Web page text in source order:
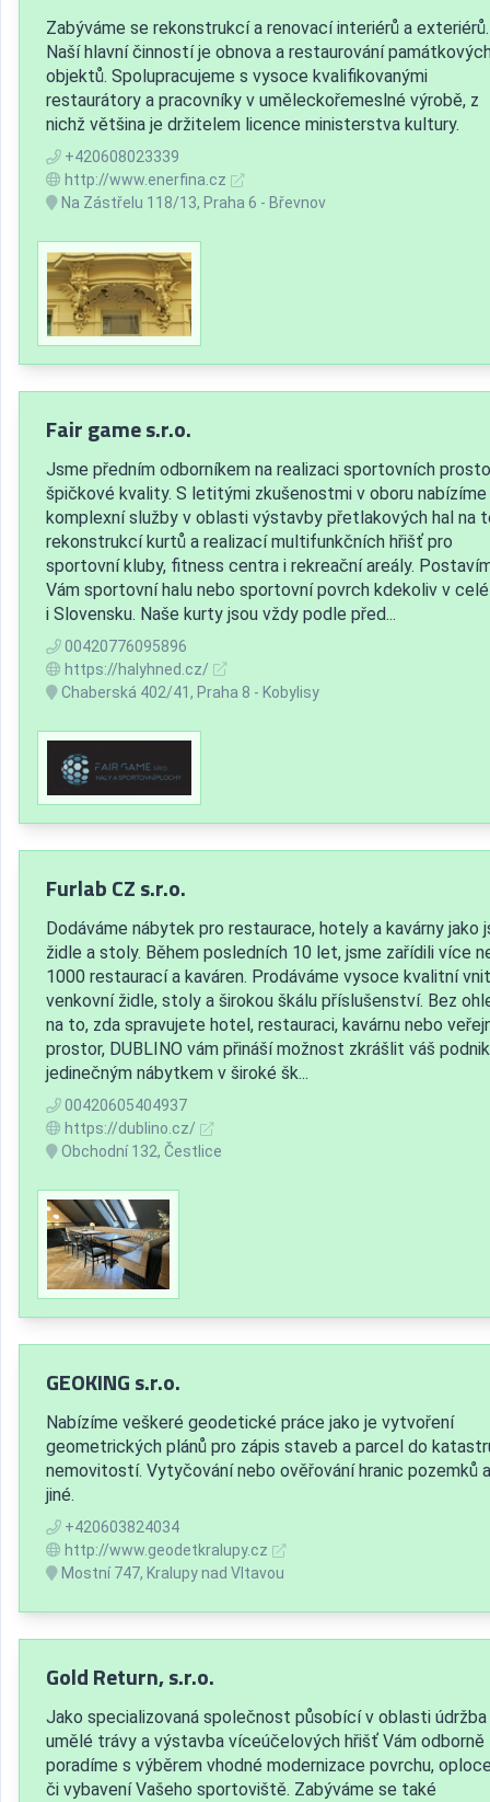
Zabýváme se rekonstrukcí a renovací interiérů a exteriérů.
Naší hlavní činností je obnova a restaurování
objektů. Spolupracujeme s vysoce kvalifikovanými
restaurátory a pracovníky v uměleckořemeslné výrobě, z
nichž většina je držitelem licence ministerstva kultury.
+420608023339
http://www.enerfina.cz
Na Zástřelu 118/13, Praha 6 - Břevnov
Fair game s.r.o.
Jsme předním odborníkem na realizaci sportovních
špičkové kvality. S letitými zkušenostmi v oboru nabízíme
komplexní služby v oblasti výstavby přetlakových hal na
rekonstrukcí kurtů a realizací multifunkčních hřišť pro
sportovní kluby, fitness centra i rekreační areály.
Vám sportovní halu nebo sportovní povrch kdekoliv v celé
i Slovensku. Naše kurty jsou vždy podle před...
00420776095896
https://halyhned.cz/
Chaberská 402/41, Praha 8 - Kobylisy
Furlab CZ s.r.o.
Dodáváme nábytek pro restaurace, hotely a kavárny jako
židle a stoly. Během posledních 10 let, jsme zařídili více
1000 restaurací a kaváren. Prodáváme vysoce kvalitní
venkovní židle, stoly a širokou škálu příslušenství. Bez
na to, zda spravujete hotel, restauraci, kavárnu nebo
prostor, DUBLINO vám přináší možnost zkrášlit váš podnik
jedinečným nábytkem v široké šk...
00420605404937
https://dublino.cz/
Obchodní 132, Čestlice
GEOKING s.r.o.
Nabízíme veškeré geodetické práce jako je vytvoření
geometrických plánů pro zápis staveb a parcel do
nemovitostí. Vytyčování nebo ověřování hranic pozemků a
jiné.
+420603824034
http://www.geodetkralupy.cz
Mostní 747, Kralupy nad Vltavou
Gold Return, s.r.o.
Jako specializovaná společnost působící v oblasti údržba
umělé trávy a výstavba víceúčelových hřišť Vám odborně
poradíme s výběrem vhodné modernizace povrchu,
či vybavení Vašeho sportoviště. Zabýváme se také